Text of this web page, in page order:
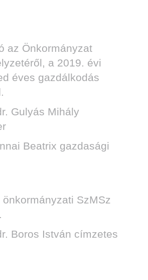
az Önkormányzat
a 2019. évi
éves gazdálkodás
Gulyás Mihály
Beatrix gazdasági
SzMSz
Boros István címzetes